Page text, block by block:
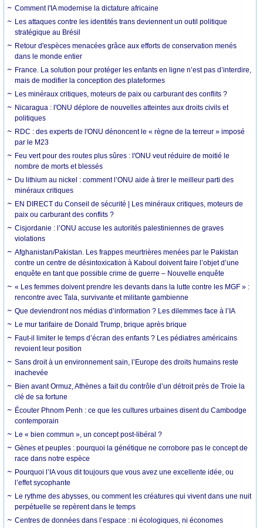
Comment l'IA modernise la dictature africaine
Les attaques contre les identités trans deviennent un outil politique
stratégique au Brésil
Retour d'espèces menacées grâce aux efforts de conservation menés
dans le monde entier
France. La solution pour protéger les enfants en ligne n’est pas d’interdire,
mais de modifier la conception des plateformes
Les minéraux critiques, moteurs de paix ou carburant des conflits ?
Nicaragua : l'ONU déplore de nouvelles atteintes aux droits civils et
politiques
RDC : des experts de l'ONU dénoncent le « règne de la terreur » imposé
par le M23
Feu vert pour des routes plus sûres : l'ONU veut réduire de moitié le
nombre de morts et blessés
Du lithium au nickel : comment l’ONU aide à tirer le meilleur parti des
minéraux critiques
EN DIRECT du Conseil de sécurité | Les minéraux critiques, moteurs de
paix ou carburant des conflits ?
Cisjordanie : l’ONU accuse les autorités palestiniennes de graves
violations
Afghanistan/Pakistan. Les frappes meurtrières menées par le Pakistan
contre un centre de désintoxication à Kaboul doivent faire l’objet d’une
enquête en tant que possible crime de guerre – Nouvelle enquête
« Les femmes doivent prendre les devants dans la lutte contre les MGF » :
rencontre avec Tala, survivante et militante gambienne
Que deviendront nos médias d’information ? Les dilemmes face à l’IA
Le mur tarifaire de Donald Trump, brique après brique
Faut-il limiter le temps d’écran des enfants ? Les pédiatres américains
revoient leur position
Sans droit à un environnement sain, l’Europe des droits humains reste
inachevée
Bien avant Ormuz, Athènes a fait du contrôle d’un détroit près de Troie la
clé de sa fortune
Écouter Phnom Penh : ce que les cultures urbaines disent du Cambodge
contemporain
Le « bien commun », un concept post-libéral ?
Gènes et peuples : pourquoi la génétique ne corrobore pas le concept de
race dans notre espèce
Pourquoi l’IA vous dit toujours que vous avez une excellente idée, ou
l’effet sycophante
Le rythme des abysses, ou comment les créatures qui vivent dans une nuit
perpétuelle se repèrent dans le temps
Centres de données dans l’espace : ni écologiques, ni économes